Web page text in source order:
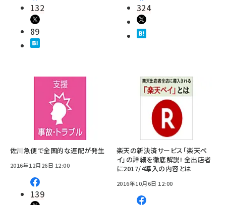
132
89
324
佐川急便で全国的な遅配が発生
2016年12月26日 12:00
139
楽天の新決済サービス「楽天ペ
イ」の詳細を徹底解説! 全出店者
に2017/4導入の内容とは
2016年10月6日 12:00